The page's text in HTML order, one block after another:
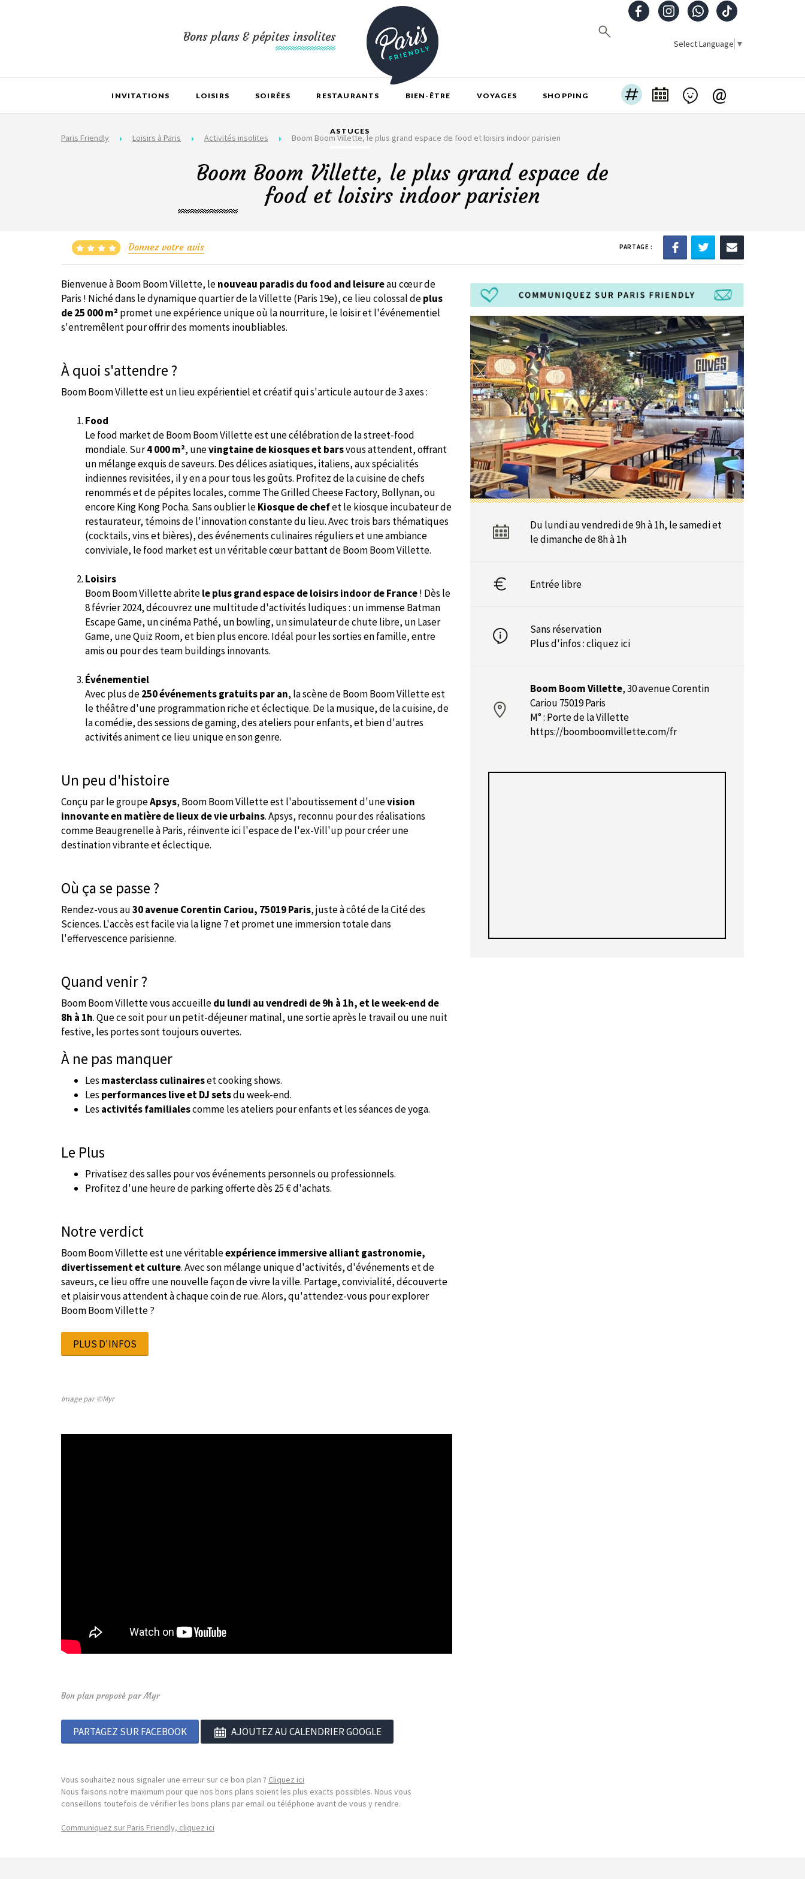
Bons plans & pépites insolites Select Language ▼
INVITATIONS LOISIRS SOIRÉES RESTAURANTS BIEN-ÊTRE VOYAGES SHOPPING
ASTUCES
@
Paris Friendly Loisirs à Paris Activités insolites Boom Boom Villette, le plus grand espace de food et loisirs indoor parisien
Boom Boom Villette, le plus grand espace de
food et loisirs indoor parisien
Donnez votre avis PARTAGE :
Bienvenue à Boom Boom Villette, lenouveau paradis du food and leisureau cœur de
Paris ! Niché dans le dynamique quartier de la Villette (Paris 19e), ce lieu colossal deplus
de 25 000 m² promet une expérience unique où la nourriture, le loisir et l'événementiel
s'entremêlent pour offrir des moments inoubliables.
À quoi s'attendre ?
Boom Boom Villette est un lieuexpérientiel et créatifqui s'articule autour de 3 axes :
Food
Le food market de Boom Boom Villette est une célébration de la street-food
mondiale. Sur4 000 m², unevingtaine de kiosques et barsvous attendent, offrant
un mélange exquis de saveurs. Des délices asiatiques, italiens, aux spécialités
indiennes revisitées, il y en a pour tous les goûts. Profitez de la cuisine de chefs
renommés et de pépites locales, comme The Grilled Cheese Factory, Bollynan, ou
encore King Kong Pocha. Sans oublier leKiosque de chefet le kiosque incubateur de
restaurateur, témoins de l'innovation constante du lieu. Avec trois bars thématiques
(cocktails, vins et bières), des événements culinaires réguliers et une ambiance
conviviale, le food market est un véritable cœur battant de Boom Boom Villette.
Loisirs
Boom Boom Villette abritele plus grand espace de loisirs indoor de France! Dès le
8 février 2024, découvrez une multitude d'activités ludiques : un immense Batman
Escape Game, un cinéma Pathé, un bowling, un simulateur de chute libre, un Laser
Game, une Quiz Room, et bien plus encore. Idéal pour les sorties en famille, entre
amis ou pour des team buildings innovants.
Événementiel
Avec plus de250 événements gratuits par an, la scène de Boom Boom Villette est
le théâtre d'une programmation riche et éclectique. De la musique, de la cuisine, de
la comédie, des sessions de gaming, des ateliers pour enfants, et bien d'autres
activités animent ce lieu unique en son genre.
Un peu d'histoire
Conçu par le groupeApsys, Boom Boom Villette est l'aboutissement d'unevision
innovante en matière de lieux de vie urbains. Apsys, reconnu pour des réalisations
comme Beaugrenelle à Paris, réinvente ici l'espace de l'ex-Vill'up pour créer une
destination vibrante et éclectique.
Où ça se passe ?
Rendez-vous au30 avenue Corentin Cariou, 75019 Paris, juste à côté de la Cité des
Sciences. L'accès est facile via la ligne 7 et promet une immersion totale dans
l'effervescence parisienne.
Quand venir ?
Boom Boom Villette vous accueilledu lundi au vendredi de 9h à 1h, et le week-end de
8h à 1h. Que ce soit pour un petit-déjeuner matinal, une sortie après le travail ou une nuit
festive, les portes sont toujours ouvertes.
À ne pas manquer
Les masterclass culinaireset cooking shows.
Les performances live et DJ setsdu week-end.
Les activités familialescomme les ateliers pour enfants et les séances de yoga.
Le Plus
Privatisez des salles pour vos événements personnels ou professionnels.
Profitez d'une heure de parking offerte dès 25 € d'achats.
Notre verdict
Boom Boom Villette est une véritableexpérience immersive alliant gastronomie,
divertissement et culture. Avec son mélange unique d'activités, d'événements et de
saveurs, ce lieu offre une nouvelle façon de vivre la ville. Partage, convivialité, découverte
et plaisir vous attendent à chaque coin de rue. Alors, qu'attendez-vous pour explorer
Boom Boom Villette ?
PLUS D'INFOS
Image par ©Myr
Bon plan proposé par Myr
PARTAGEZ SUR FACEBOOK AJOUTEZ AU CALENDRIER GOOGLE
Vous souhaitez nous signaler une erreur sur ce bon plan ? Cliquez ici
Nous faisons notre maximum pour que nos bons plans soient les plus exacts possibles. Nous vous
conseillons toutefois de vérifier les bons plans par email ou téléphone avant de vous y rendre.
Communiquez sur Paris Friendly, cliquez ici
Du lundi au vendredi de 9h à 1h, le samedi et
le dimanche de 8h à 1h
Entrée libre
Sans réservation
Plus d'infos :cliquez ici
Boom Boom Villette,30 avenue Corentin
Cariou 75019 Paris
M° : Porte de la Villette
https://boomboomvillette.com/fr